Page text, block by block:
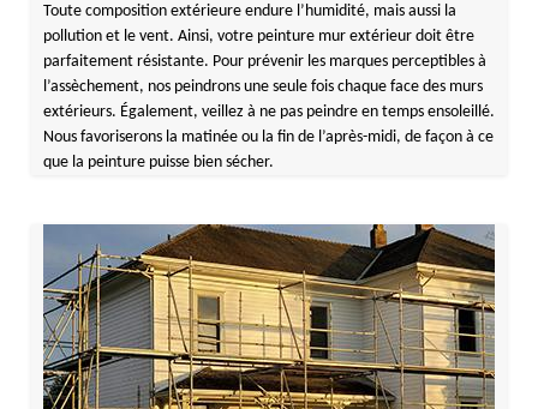
Toute composition extérieure endure l’humidité, mais aussi la
pollution et le vent. Ainsi, votre peinture mur extérieur doit être
parfaitement résistante. Pour prévenir les marques perceptibles à
l’assèchement, nos peindrons une seule fois chaque face des murs
extérieurs. Également, veillez à ne pas peindre en temps ensoleillé.
Nous favoriserons la matinée ou la fin de l’après-midi, de façon à ce
que la peinture puisse bien sécher.